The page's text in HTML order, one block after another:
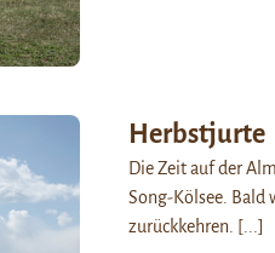
Herbstjurte
Die Zeit auf der
Song-Kölsee. Bald
zurückkehren.
[...]